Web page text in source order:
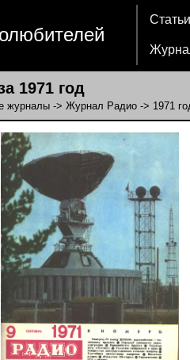
Статьи
1971 год
журналы -> Журнал Радио -> 1971